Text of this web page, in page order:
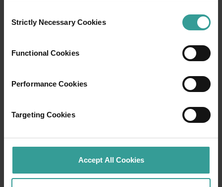
Selection
Strictly Necessary Cookies
Functional Cookies
Performance Cookies
Targeting Cookies
Accept All Cookies
旅程
西オーストラリア州の驚くべき景観を横断す